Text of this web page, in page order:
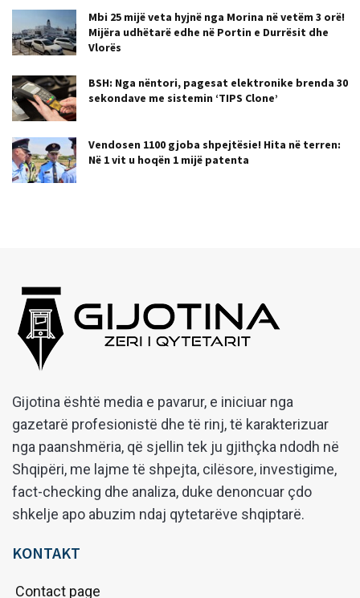
Mbi 25 mijë veta hyjnë nga Morina në vetëm 3 orë!
Mijëra udhëtarë edhe në Portin e Durrësit dhe
Vlorës
BSH: Nga nëntori, pagesat elektronike brenda 30
sekondave me sistemin ‘TIPS Clone’
Vendosen 1100 gjoba shpejtësie! Hita në terren:
Në 1 vit u hoqën 1 mijë patenta
Gijotina është media e pavarur, e iniciuar nga
gazetarë profesionistë dhe të rinj, të karakterizuar
nga paanshmëria, që sjellin tek ju gjithçka ndodh në
Shqipëri, me lajme të shpejta, cilësore, investigime,
fact-checking dhe analiza, duke denoncuar çdo
shkelje apo abuzim ndaj qytetarëve shqiptarë.
KONTAKT
Contact page